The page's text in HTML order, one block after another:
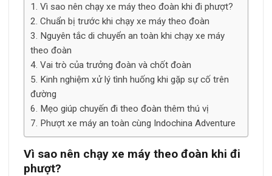
Vì sao nên chạy xe máy theo đoàn khi đi phượt?
Chuẩn bị trước khi chạy xe máy theo đoàn
Nguyên tắc di chuyển an toàn khi chạy xe máy
theo đoàn
Vai trò của trưởng đoàn và chốt đoàn
Kinh nghiệm xử lý tình huống khi gặp sự cố trên
đường
Mẹo giúp chuyến đi theo đoàn thêm thú vị
Phượt xe máy an toàn cùng Indochina Adventure
Vì sao nên chạy xe máy theo đoàn khi đi
phượt?